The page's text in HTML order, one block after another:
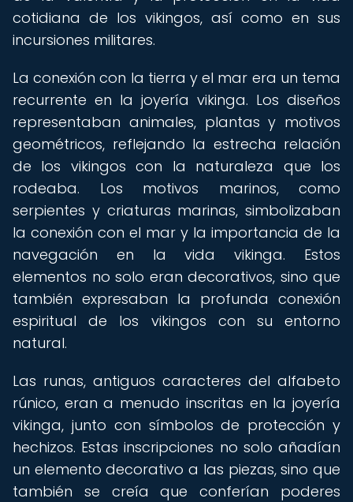
cotidiana de los vikingos, así como en sus
incursiones militares.
La conexión con la tierra y el mar era un tema
recurrente en la joyería vikinga. Los diseños
representaban animales, plantas y motivos
geométricos, reflejando la estrecha relación
de los vikingos con la naturaleza que los
rodeaba. Los motivos marinos, como
serpientes y criaturas marinas, simbolizaban
la conexión con el mar y la importancia de la
navegación en la vida vikinga. Estos
elementos no solo eran decorativos, sino que
también expresaban la profunda conexión
espiritual de los vikingos con su entorno
natural.
Las runas, antiguos caracteres del alfabeto
rúnico, eran a menudo inscritas en la joyería
vikinga, junto con símbolos de protección y
hechizos. Estas inscripciones no solo añadían
un elemento decorativo a las piezas, sino que
también se creía que conferían poderes